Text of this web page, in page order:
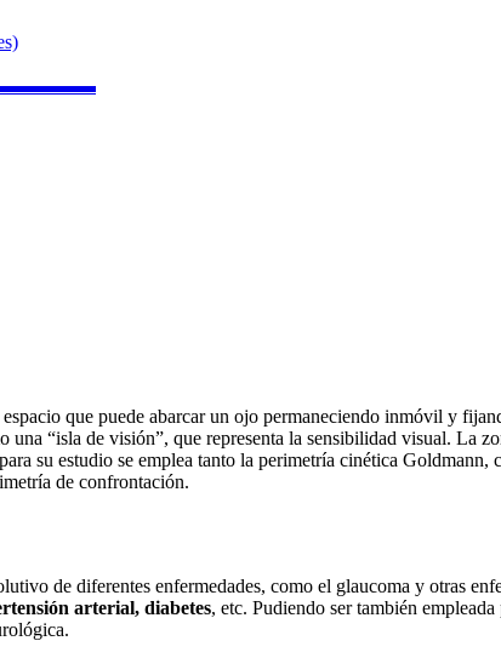
que puede abarcar un ojo permaneciendo inmóvil y
una “isla de visión”, que representa la sensibilidad visual. La
su estudio se emplea tanto la perimetría cinética
de confrontación.
de diferentes enfermedades, como el glaucoma y otras
arterial, diabetes, etc. Pudiendo ser también